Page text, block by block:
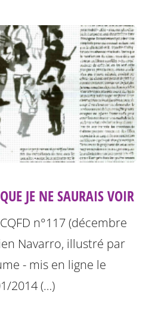
JE NE SAURAIS VOIR
n°117 (décembre
Navarro, illustré par
- mis en ligne le
2014 (…)